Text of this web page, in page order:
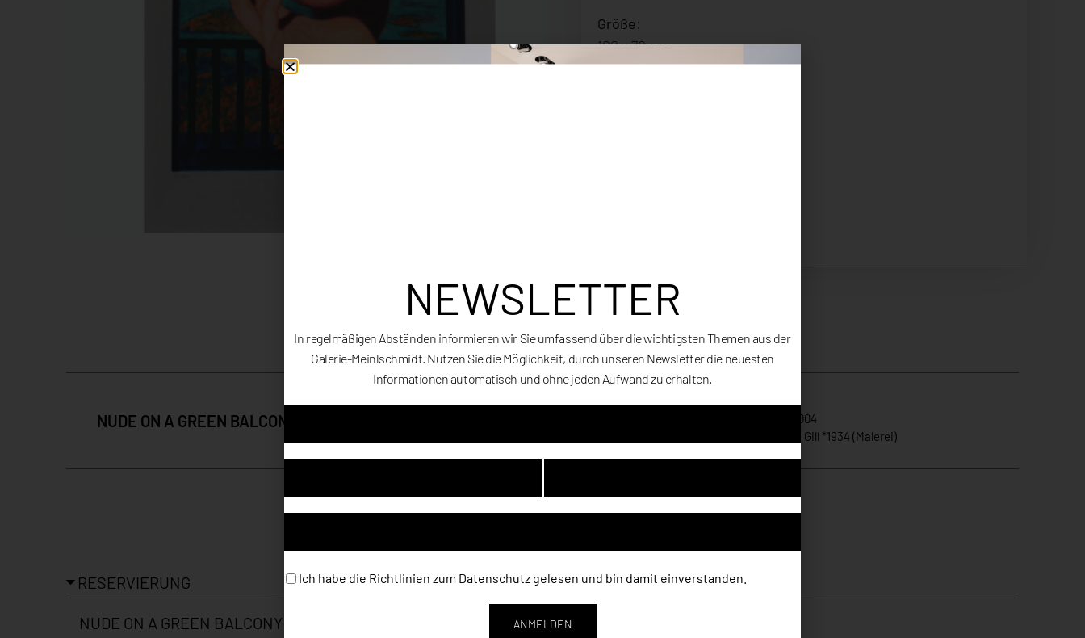
Größe:
100 x 70 cm
NUDE ON A GREEN BALCONY
SG004
James F. Gill *1934 (Malerei)
NEWSLETTER
In regelmäßigen Abständen informieren wir Sie umfassend über die wichtigsten Themen aus der
Galerie-Meinlschmidt. Nutzen Sie die Möglichkeit, durch unseren Newsletter die neuesten
Informationen automatisch und ohne jeden Aufwand zu erhalten.
Ich habe die Richtlinien zum Datenschutz gelesen und bin damit einverstanden.
ANMELDEN